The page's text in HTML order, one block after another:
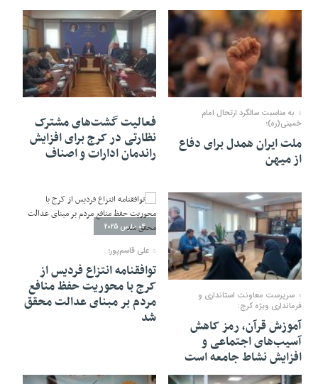
به مناسبت سالگرد ارتحال امام
خمینی(ره)؛
ملت ایران همدل برای دفاع
از میهن
18 مه 2025
فعالیت گشت‌های مشترک
نظارتی در کرج برای افزایش
راندمان ادارات و اصناف
16 آوریل 2025
سرپرست معاونت استانداری و
فرمانداری ویژه کرج:
آموزش قرآن، رمز کاهش
آسیب‌های اجتماعی و
افزایش نشاط جامعه است
04 مارس 2025
علی قاسم‌پور؛
توافقنامه انتزاع فردیس از
کرج با محوریت حفظ منافع
مردم بر مبنای عدالت محقق
شد